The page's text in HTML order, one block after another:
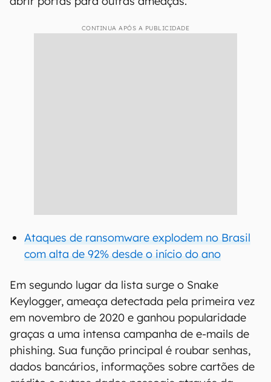
CONTINUA APÓS A PUBLICIDADE
Ataques de ransomware explodem no Brasil
com alta de 92% desde o início do ano
Em segundo lugar da lista surge o Snake
Keylogger, ameaça detectada pela primeira vez
em novembro de 2020 e ganhou popularidade
graças a uma intensa campanha de e-mails de
phishing. Sua função principal é roubar senhas,
dados bancários, informações sobre cartões de